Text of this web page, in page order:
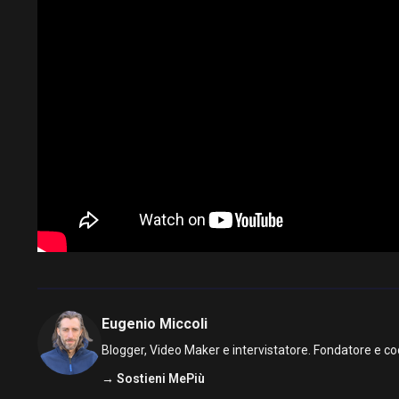
Eugenio Miccoli
Blogger, Video Maker e intervistatore. Fondatore e
→ Sostieni MePiù